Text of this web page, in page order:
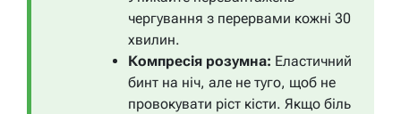
чергування з перервами кожні 30
хвилин.
Компресія розумна: Еластичний
бинт на ніч, але не туго, щоб не
провокувати ріст кісти. Якщо біль